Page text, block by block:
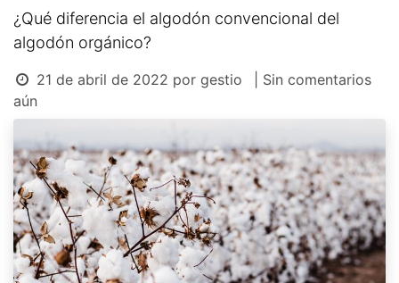
¿Qué diferencia el algodón convencional del
algodón orgánico?
21 de abril de 2022 por gestio
| Sin comentarios
aún